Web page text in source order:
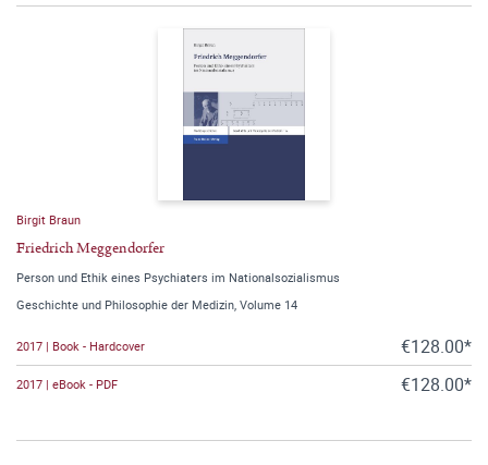
Birgit Braun
Friedrich Meggendorfer
Person und Ethik eines Psychiaters im Nationalsozialismus
Geschichte und Philosophie der Medizin, Volume 14
2017 | Book - Hardcover €128.00*
2017 | eBook - PDF €128.00*